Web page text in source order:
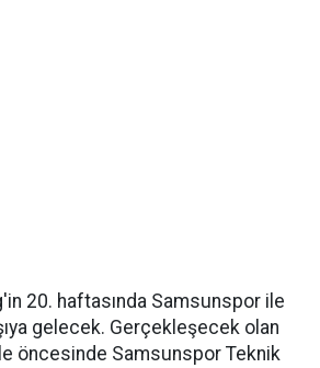
20. haftasında Samsunspor ile
gelecek. Gerçekleşecek olan
öncesinde Samsunspor Teknik